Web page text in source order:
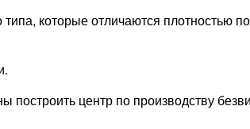
которые отличаются плотностью
центр по производству